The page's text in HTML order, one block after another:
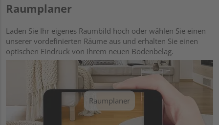
Raumplaner
Laden Sie Ihr eigenes Raumbild hoch oder wählen Sie einen
unserer vordefinierten Räume aus und erhalten Sie einen
optischen Eindruck von Ihrem neuen Bodenbelag.
Raumplaner